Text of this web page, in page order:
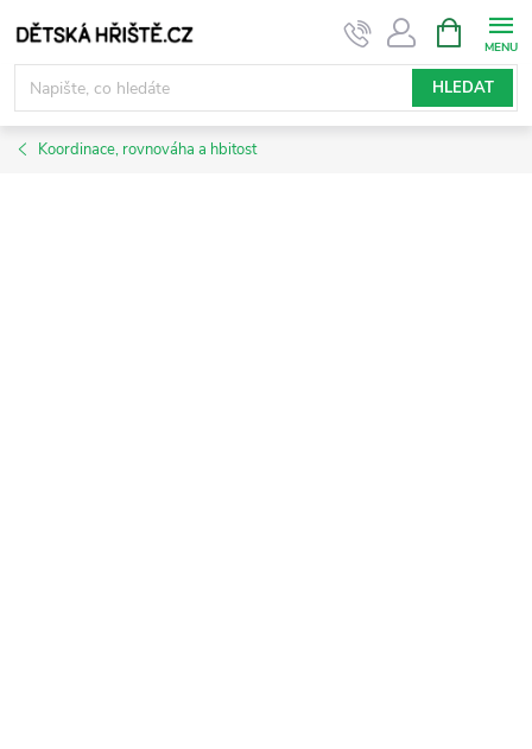
na
obsah
HLEDAT
NÁKUPNÍ
KOŠÍK
Koordinace, rovnováha a hbitost